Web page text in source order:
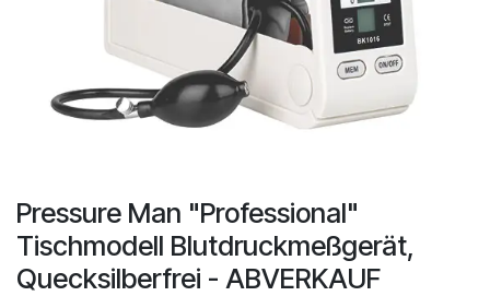
Pressure Man "Professional"
Tischmodell Blutdruckmeßgerät,
Quecksilberfrei - ABVERKAUF